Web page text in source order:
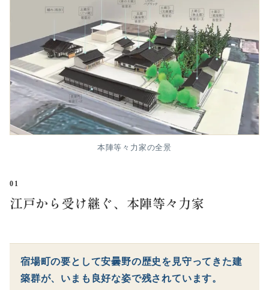
本陣等々力家の全景
01
江戸から受け継ぐ、本陣等々力家
宿場町の要として安曇野の歴史を見守ってきた建
築群が、いまも良好な姿で残されています。